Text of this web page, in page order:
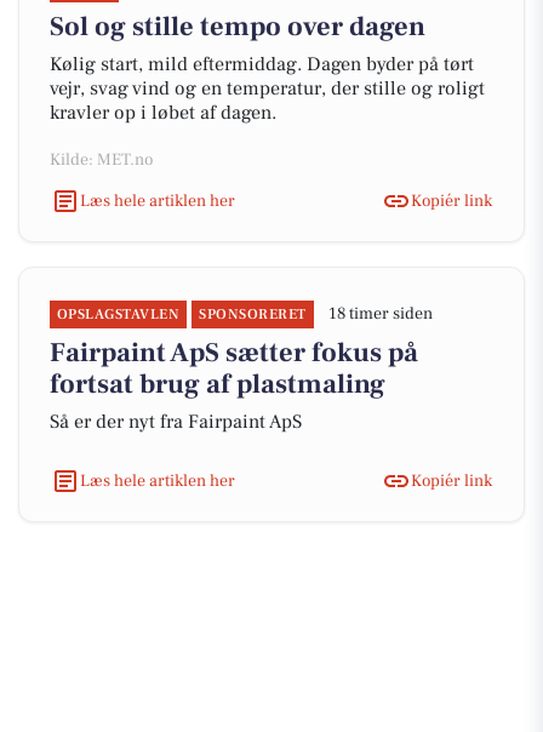
Sol og stille tempo over dagen
Kølig start, mild eftermiddag. Dagen byder på tørt
vejr, svag vind og en temperatur, der stille og roligt
kravler op i løbet af dagen.
Kilde: MET.no
Læs hele artiklen her
Kopiér link
OPSLAGSTAVLEN SPONSORERET 18 timer siden
Fairpaint ApS sætter fokus på
fortsat brug af plastmaling
Så er der nyt fra Fairpaint ApS
Læs hele artiklen her Kopiér link